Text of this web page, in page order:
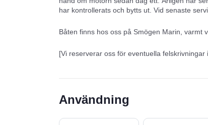
har kontrollerats och bytts ut. Vid senaste
Båten finns hos oss på Smögen Marin, varmt
[Vi reserverar oss för eventuella felskrivningar
Användning